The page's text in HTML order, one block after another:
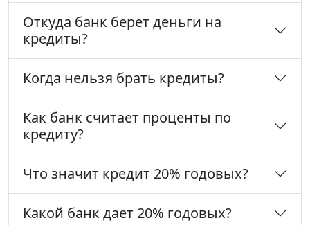
Откуда банк берет деньги на
кредиты?
Когда нельзя брать кредиты?
Как банк считает проценты по
кредиту?
Что значит кредит 20% годовых?
Какой банк дает 20% годовых?